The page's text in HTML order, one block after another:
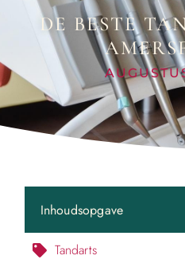
DE BESTE
Inhoudsopgave
Tandarts